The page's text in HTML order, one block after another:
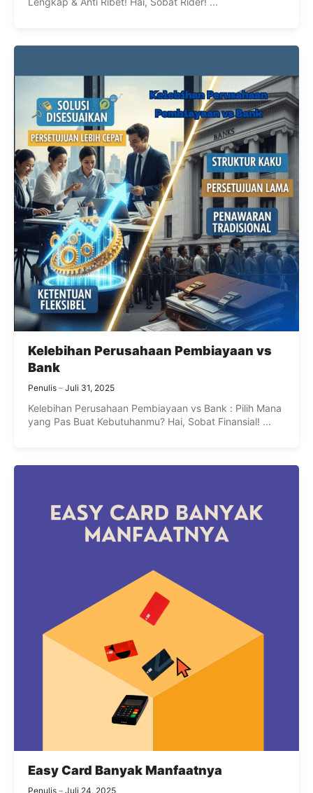
Kelebihan Perusahaan Pembiayaan vs
Bank
Penulis Juli 31, 2025
Kelebihan Perusahaan Pembiayaan vs Bank : Pilih Mana
yang Pas Buat Kebutuhanmu? Hai, Sobat Finansial! ...
Easy Card Banyak Manfaatnya
Penulis Juli 24, 2025